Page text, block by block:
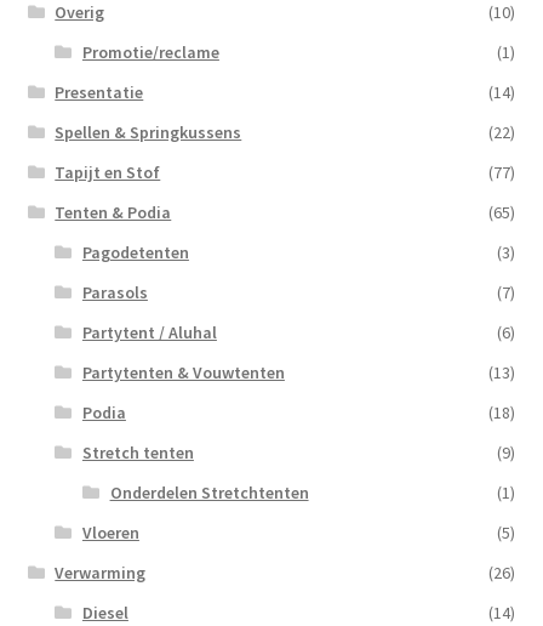
Overig
(10)
Promotie/reclame
(1)
Presentatie
(14)
Spellen & Springkussens
(22)
Tapijt en Stof
(77)
Tenten & Podia
(65)
Pagodetenten
(3)
Parasols
(7)
Partytent / Aluhal
(6)
Partytenten & Vouwtenten
(13)
Podia
(18)
Stretch tenten
(9)
Onderdelen Stretchtenten
(1)
Vloeren
(5)
Verwarming
(26)
Diesel
(14)